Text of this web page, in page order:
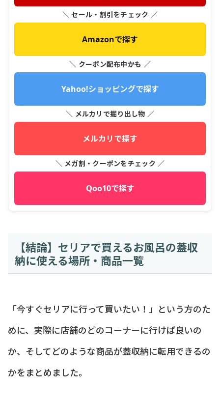
＼ セール・割引をチェック ／
Amazonで探す
＼ クーポン配布中かも ／
Yahoo!ショッピングで探す
＼ メルカリで掘り出し物 ／
メルカリで探す
＼ メガ割・クーポンをチェック ／
Qoo10で探す
【結論】セリアで買えるお風呂の蓋収
納に使える場所・商品一覧
「今すぐセリアに行って買いたい！」という方のた
めに、実際に店舗のどのコーナーに行けば良いの
か、そしてどのような商品が蓋収納に転用できるの
かをまとめました。